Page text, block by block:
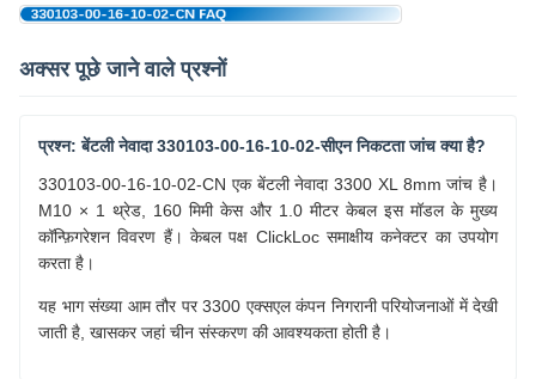
अक्सर पूछे जाने वाले प्रश्नों
प्रश्न: बेंटली नेवादा 330103-00-16-10-02-सीएन निकटता जांच क्या है?
330103-00-16-10-02-CN एक बेंटली नेवादा 3300 XL 8mm जांच है।
M10 × 1 थ्रेड, 160 मिमी केस और 1.0 मीटर केबल इस मॉडल के मुख्य
कॉन्फ़िगरेशन विवरण हैं। केबल पक्ष ClickLoc समाक्षीय कनेक्टर का उपयोग
करता है।
यह भाग संख्या आम तौर पर 3300 एक्सएल कंपन निगरानी परियोजनाओं में देखी
जाती है, खासकर जहां चीन संस्करण की आवश्यकता होती है।